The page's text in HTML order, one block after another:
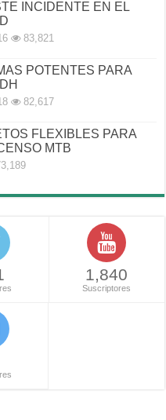
INCIDENTE EN EL
83,821
POTENTES PARA
82,617
FLEXIBLES PARA
MTB
1,840
Suscriptores